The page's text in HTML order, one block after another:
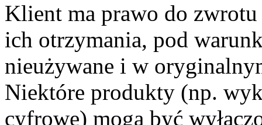
Klient ma prawo do
ich otrzymania, pod
nieużywane i w
Niektóre produkty (np.
cyfrowe) mogą być